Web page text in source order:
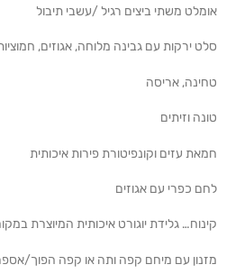
אומלט משתי ביצים רגיל /עשבי תיבול
סלט ירקות עם גבינה מלוחה, אגוזים,
טחינה, אריסה
טונה וזיתים
חמאת עזים וקונפיטורת פירות איכותית
לחם כפרי עם אגוזים
קינוח… גלידת יוגורט איכותית המיוצרת
מזנון עם מיחם קפה ותה או קפה הפוך/